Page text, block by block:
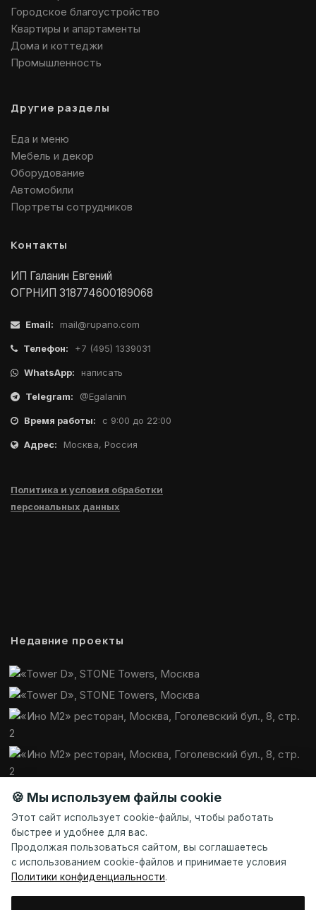
Городское благоустройство
Квартиры и апартаменты
Дома и коттеджи
Промышленность
Другие разделы
Еда и меню
Мебель и декор
Оборудование
Автомобили
Портреты сотрудников
Контакты
ИП Галанин Евгений
ОГРНИП 318774600189068
Email: mail@rupano.com
Телефон: +7 (495) 1339031
WhatsApp: написать
Telegram: @Egalanin
Время работы: с 9:00 до 22:00
Адрес: Москва, Россия
Политика и условия обработки
персональных данных
Недавние проекты
🍪 Мы используем файлы cookie
Этот сайт использует cookie-файлы, чтобы работать
быстрее и удобнее для вас.
Продолжая пользоваться сайтом, вы соглашаетесь
с использованием cookie-файлов и принимаете условия
Политики конфиденциальности.